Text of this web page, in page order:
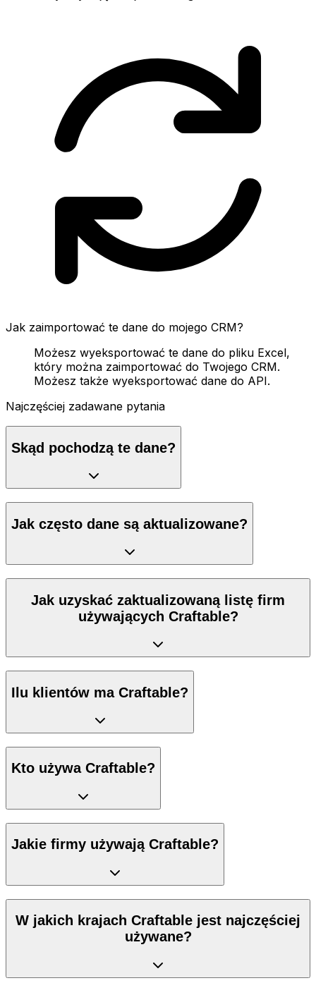
Jak zaimportować te dane do mojego CRM?
Możesz wyeksportować te dane do pliku Excel,
który można zaimportować do Twojego CRM.
Możesz także wyeksportować dane do API.
Najczęściej zadawane pytania
Skąd pochodzą te dane?
Jak często dane są aktualizowane?
Jak uzyskać zaktualizowaną listę firm
używających Craftable?
Ilu klientów ma Craftable?
Kto używa Craftable?
Jakie firmy używają Craftable?
W jakich krajach Craftable jest najczęściej
używane?